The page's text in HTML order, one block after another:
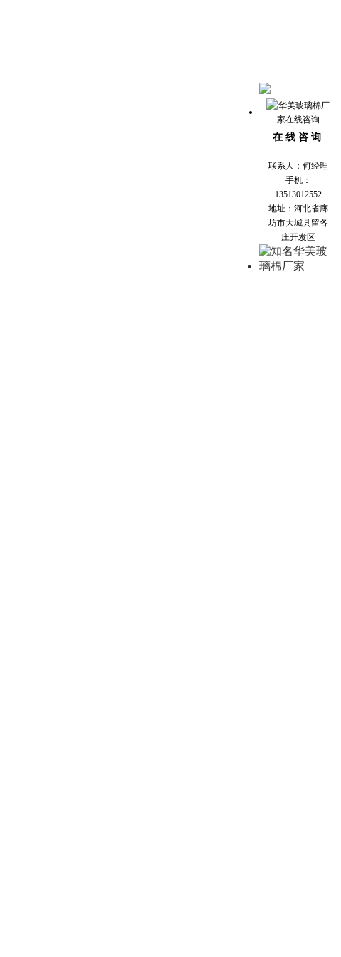
在 线 咨 询
联系人：何经理
手机：
13513012552
地址：河北省廊
坊市大城县留各
庄开发区